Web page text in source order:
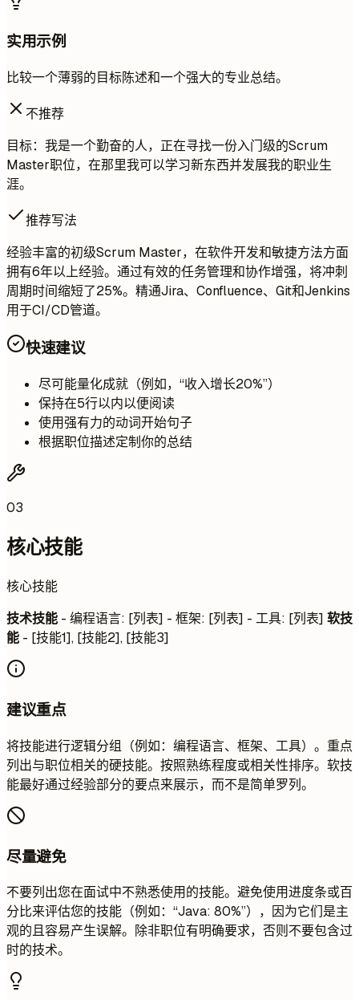
实用示例
比较一个薄弱的目标陈述和一个强大的专业总结。
不推荐
目标：我是一个勤奋的人，正在寻找一份入门级的Scrum
Master职位，在那里我可以学习新东西并发展我的职业生
涯。
推荐写法
经验丰富的初级Scrum Master，在软件开发和敏捷方法方面
拥有6年以上经验。通过有效的任务管理和协作增强，将冲刺
周期时间缩短了25%。精通Jira、Confluence、Git和Jenkins
用于CI/CD管道。
快速建议
尽可能量化成就（例如，“收入增长20%”）
保持在5行以内以便阅读
使用强有力的动词开始句子
根据职位描述定制你的总结
03
核心技能
核心技能
技术技能 - 编程语言: [列表] - 框架: [列表] - 工具: [列表] 软技
能 - [技能1], [技能2], [技能3]
建议重点
将技能进行逻辑分组（例如：编程语言、框架、工具）。重点
列出与职位相关的硬技能。按照熟练程度或相关性排序。软技
能最好通过经验部分的要点来展示，而不是简单罗列。
尽量避免
不要列出您在面试中不熟悉使用的技能。避免使用进度条或百
分比来评估您的技能（例如：“Java: 80%”），因为它们是主
观的且容易产生误解。除非职位有明确要求，否则不要包含过
时的技术。